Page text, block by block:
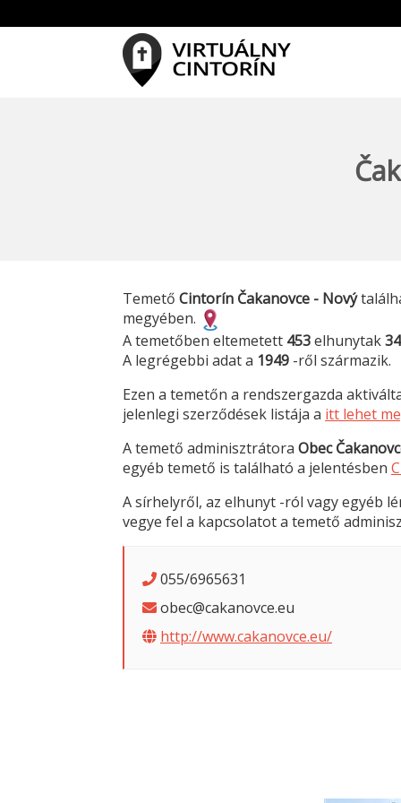
Temető Cintorín Čakanovce - Nový
megyében.
A temetőben eltemetett 453elhunytak
A legrégebbi adat a 1949 -ről származik.
Ezen a temetőn a rendszergazda
jelenlegi szerződések listája a itt lehet
A temető adminisztrátora Obec
egyéb temető is található a jelentésben
A sírhelyről, az elhunyt -ról vagy egyéb
vegye fel a kapcsolatot a temető
055/6965631
obec@cakanovce.eu
http://www.cakanovce.eu/